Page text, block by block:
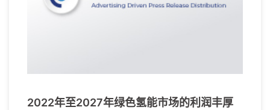
2022年至2027年绿色氢能市场的利润丰厚